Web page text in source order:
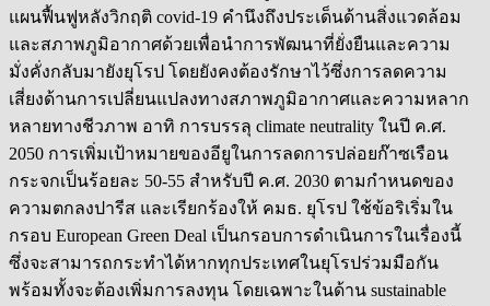
แผนฟื้นฟูหลังวิกฤติ covid-19 คำนึงถึงประเด็นด้านสิ่งแวดล้อม
และสภาพภูมิอากาศด้วยเพื่อนำการพัฒนาที่ยั่งยืนและความ
มั่งคั่งกลับมายังยุโรป โดยยังคงต้องรักษาไว้ซึ่งการลดความ
เสี่ยงด้านการเปลี่ยนแปลงทางสภาพภูมิอากาศและความหลาก
หลายทางชีวภาพ อาทิ การบรรลุ climate neutrality ในปี ค.ศ.
2050 การเพิ่มเป้าหมายของอียูในการลดการปล่อยก๊าซเรือน
กระจกเป็นร้อยละ 50-55 สำหรับปี ค.ศ. 2030 ตามกำหนดของ
ความตกลงปารีส และเรียกร้องให้ คมธ. ยุโรป ใช้ข้อริเริ่มใน
กรอบ European Green Deal เป็นกรอบการดำเนินการในเรื่องนี้
ซึ่งจะสามารถกระทำได้หากทุกประเทศในยุโรปร่วมมือกัน
พร้อมทั้งจะต้องเพิ่มการลงทุน โดยเฉพาะในด้าน sustainable